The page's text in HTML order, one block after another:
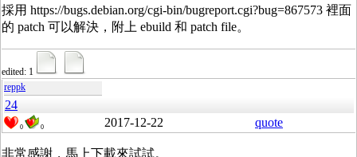
採用 https://bugs.debian.org/cgi-bin/bugreport.cgi?bug=867573 裡面
的 patch 可以解決，附上 ebuild 和 patch file。
edited: 1
reppk
24
0 0 2017-12-22 quote
非常感謝，馬上下載來試試。